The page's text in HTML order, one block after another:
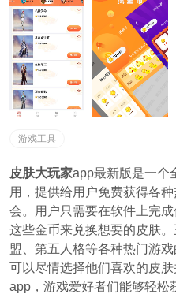
游戏工具
皮肤大玩家app最新版是一个
用，提供给用户免费获得各
会。用户只需要在软件上完
这些金币来兑换想要的皮肤
盟、第五人格等各种热门游
可以尽情选择他们喜欢的皮
app，游戏爱好者们能够轻松